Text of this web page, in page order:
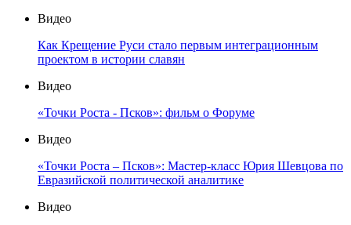
Видео
Как Крещение Руси стало первым интеграционным
проектом в истории славян
Видео
«Точки Роста - Псков»: фильм о Форуме
Видео
«Точки Роста – Псков»: Мастер-класс Юрия Шевцова по
Евразийской политической аналитике
Видео